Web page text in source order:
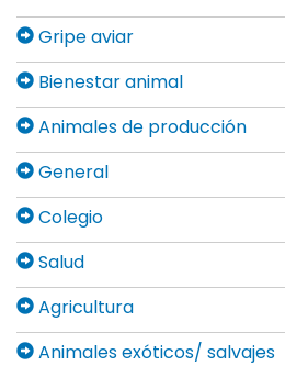
Gripe aviar
Bienestar animal
Animales de producción
General
Colegio
Salud
Agricultura
Animales exóticos/ salvajes